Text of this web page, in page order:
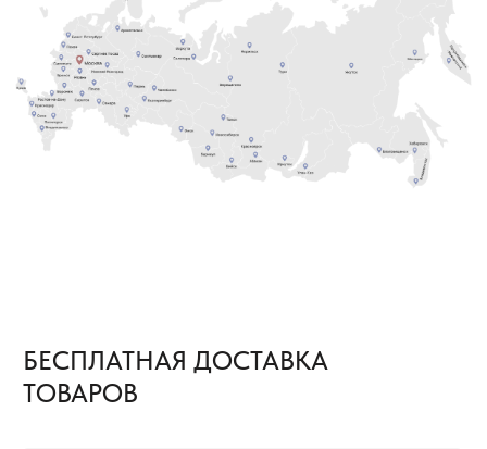
Расходы по доставке груза до ближайшего к вам
терминала Транспортной Компании в вашем
городе оплачиваем мы. Вам необходимо только
самостоятельно забрать груз
1
ПРЕДОСТАВИМ БЕСПЛАТНУЮ
ДОСТАВКУ ТОВАРОВ ПО РОССИИ
ЕСЛИ ОБЪЕМ ПОКУПКИ ТОВАРОВ
СОСТАВЛЯЕТ 500—999 М²